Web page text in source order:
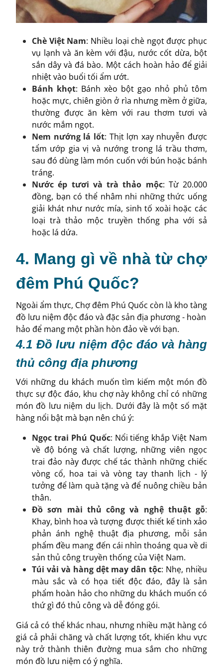
Chè Việt Nam: Nhiều loại chè ngọt được phục
vụ lạnh và ăn kèm với đậu, nước cốt dừa, bột
sắn dây và đá bào. Một cách hoàn hảo để giải
nhiệt vào buổi tối ẩm ướt.
Bánh khọt: Bánh xèo bột gạo nhỏ phủ tôm
hoặc mực, chiên giòn ở rìa nhưng mềm ở giữa,
thường được ăn kèm với rau thơm tươi và
nước mắm ngọt.
Nem nướng lá lốt: Thịt lợn xay nhuyễn được
tẩm ướp gia vị và nướng trong lá trầu thơm,
sau đó dùng làm món cuốn với bún hoặc bánh
tráng.
Nước ép tươi và trà thảo mộc: Từ 20.000
đồng, bạn có thể nhâm nhi những thức uống
giải khát như nước mía, sinh tố xoài hoặc các
loại trà thảo mộc truyền thống pha với sả
hoặc lá dứa.
4. Mang gì về nhà từ chợ
đêm Phú Quốc?
Ngoài ẩm thực, Chợ đêm Phú Quốc còn là kho tàng
đồ lưu niệm độc đáo và đặc sản địa phương - hoàn
hảo để mang một phần hòn đảo về với bạn.
4.1 Đồ lưu niệm độc đáo và hàng
thủ công địa phương
Với những du khách muốn tìm kiếm một món đồ
thực sự độc đáo, khu chợ này không chỉ có những
món đồ lưu niệm du lịch. Dưới đây là một số mặt
hàng nổi bật mà bạn nên chú ý:
Ngọc trai Phú Quốc: Nổi tiếng khắp Việt Nam
về độ bóng và chất lượng, những viên ngọc
trai đảo này được chế tác thành những chiếc
vòng cổ, hoa tai và vòng tay thanh lịch - lý
tưởng để làm quà tặng và để nuông chiều bản
thân.
Đồ sơn mài thủ công và nghệ thuật gỗ:
Khay, bình hoa và tượng được thiết kế tinh xảo
phản ánh nghệ thuật địa phương, mỗi sản
phẩm đều mang đến cái nhìn thoáng qua về di
sản thủ công truyền thống của Việt Nam.
Túi vải và hàng dệt may dân tộc: Nhẹ, nhiều
màu sắc và có họa tiết độc đáo, đây là sản
phẩm hoàn hảo cho những du khách muốn có
thứ gì đó thủ công và dễ đóng gói.
Giá cả có thể khác nhau, nhưng nhiều mặt hàng có
giá cả phải chăng và chất lượng tốt, khiến khu vực
này trở thành thiên đường mua sắm cho những
món đồ lưu niệm có ý nghĩa.